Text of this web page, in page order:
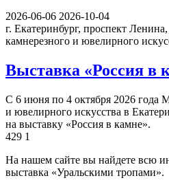
2026-06-06 2026-10-04
г. Екатеринбург, проспект
камнерезного и ювелирного
Выставка «Россия в
С 6 июня по 4 октября 2026 года
и ювелирного искусства в
на выставку «Россия в камне».
429 1
На нашем сайте вы найдете всю
выставка «Уральскими тропами».